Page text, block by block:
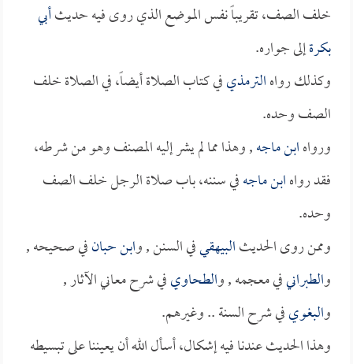
خلف الصف، تقريباً نفس الموضع الذي روى فيه حديثأبي
بكرةإلى جواره.
وكذلك رواهالترمذيفي كتاب الصلاة أيضاً، في الصلاة خلف
الصف وحده.
ورواهابن ماجه, وهذا مما لم يشر إليه المصنف وهو من شرطه،
فقد رواهابن ماجهفي سننه، باب صلاة الرجل خلف الصف
وحده.
وممن روى الحديثالبيهقيفي السنن , وابن حبانفي صحيحه ,
والطبرانيفي معجمه , والطحاويفي شرح معاني الآثار ,
والبغويفي شرح السنة .. وغيرهم.
وهذا الحديث عندنا فيه إشكال، أسأل الله أن يعيننا على تبسيطه